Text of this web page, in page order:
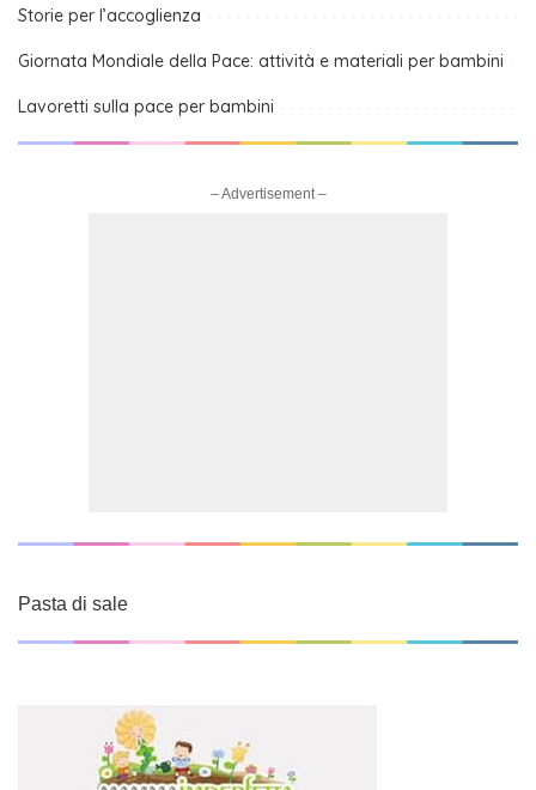
Storie per l’accoglienza
Giornata Mondiale della Pace: attività e materiali per bambini
Lavoretti sulla pace per bambini
– Advertisement –
Pasta di sale